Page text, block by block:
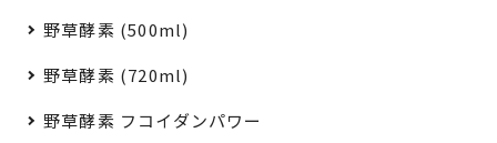
野草酵素 (500ml)
野草酵素 (720ml)
野草酵素 フコイダンパワー